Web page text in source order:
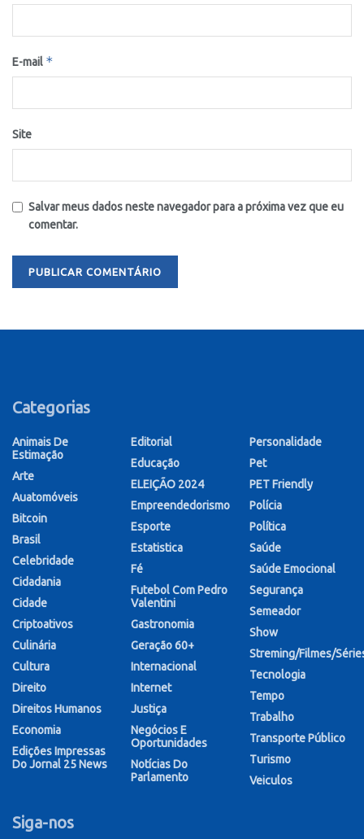
E-mail *
Site
Salvar meus dados neste navegador para a próxima vez que eu
comentar.
Categorias
Animais De
Estimação
Arte
Auatomóveis
Bitcoin
Brasil
Celebridade
Cidadania
Cidade
Criptoativos
Culinária
Cultura
Direito
Direitos Humanos
Economia
Edições Impressas
Do Jornal 25 News
Editorial
Educação
ELEIÇÃO 2024
Empreendedorismo
Esporte
Estatistica
Fé
Futebol Com Pedro
Valentini
Gastronomia
Geração 60+
Internacional
Internet
Justiça
Negócios E
Oportunidades
Notícias Do
Parlamento
Personalidade
Pet
PET Friendly
Polícia
Política
Saúde
Saúde Emocional
Segurança
Semeador
Show
Streming/Filmes/
Tecnologia
Tempo
Trabalho
Transporte Público
Turismo
Veiculos
Siga-nos